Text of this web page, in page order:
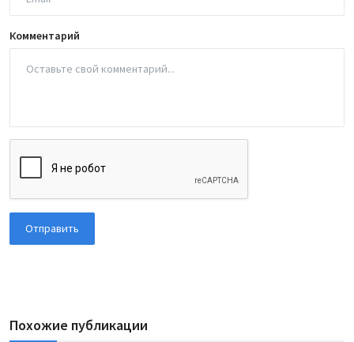
Комментарий
Отправить
Похожие публикации